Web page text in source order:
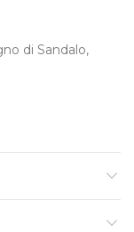
di Sandalo,